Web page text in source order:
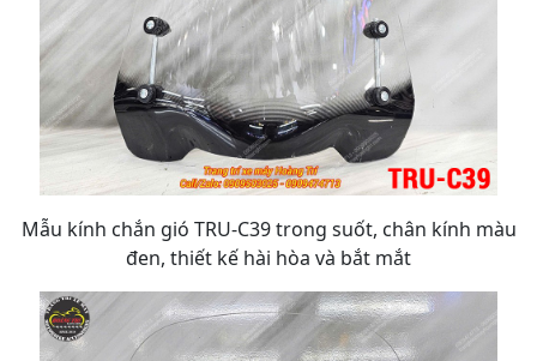
Mẫu kính chắn gió TRU-C39 trong suốt, chân kính màu
đen, thiết kế hài hòa và bắt mắt